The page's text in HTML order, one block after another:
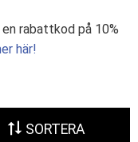
rabattkod på 10%
här!
SORTERA